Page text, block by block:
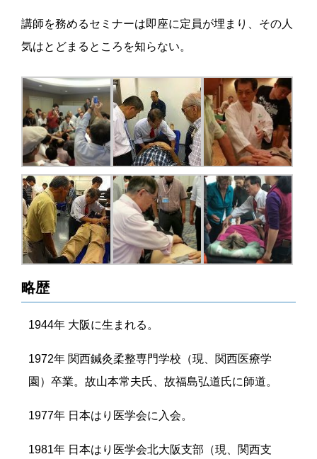
講師を務めるセミナーは即座に定員が埋まり、その人
気はとどまるところを知らない。
略歴
1944年 大阪に生まれる。
1972年 関西鍼灸柔整専門学校（現、関西医療学
園）卒業。故山本常夫氏、故福島弘道氏に師道。
1977年 日本はり医学会に入会。
1981年 日本はり医学会北大阪支部（現、関西支